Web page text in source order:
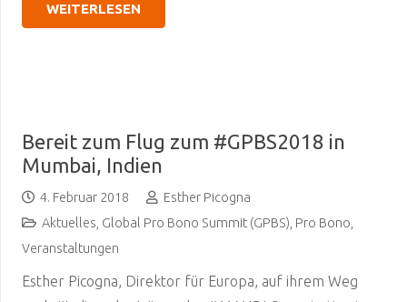
WEITERLESEN
Bereit zum Flug zum #GPBS2018 in
Mumbai, Indien
4. Februar 2018
Esther Picogna
Aktuelles, Global Pro Bono Summit (GPBS), Pro Bono,
Veranstaltungen
Esther Picogna, Direktor für Europa, auf ihrem Weg